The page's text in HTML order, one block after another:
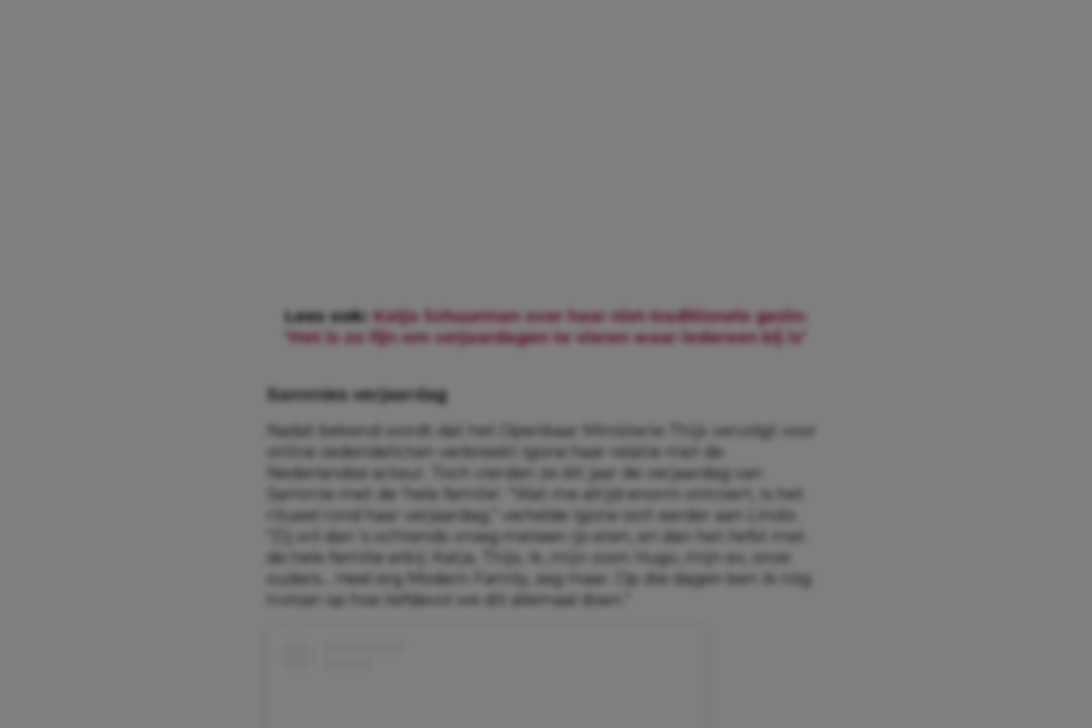
Lees ook: Katja Schuurman over haar niet-traditionele gezin:
‘Het is zo fijn om verjaardagen te vieren waar iedereen bij is’
Sammies verjaardag
Nadat bekend wordt dat het Openbaar Ministerie Thijs vervolgt voor
online zedendelicten verbreekt Igone haar relatie met de
Nederlandse acteur. Toch vierden ze dit jaar de verjaardag van
Sammie met de ‘hele familie’. “Wat me altijd enorm ontroert, is het
ritueel rond haar verjaardag,” vertelde Igone ooit eerder aan
“Zij wil dan ’s ochtends vroeg meteen ijs eten, en dan het liefst met
de hele familie erbij: Katja, Thijs, ik, mijn zoon Hugo, mijn ex, onze
ouders… Heel erg Modern Family, zeg maar. Op die dagen ben ik nóg
trotser op hoe liefdevol we dit allemaal doen.”